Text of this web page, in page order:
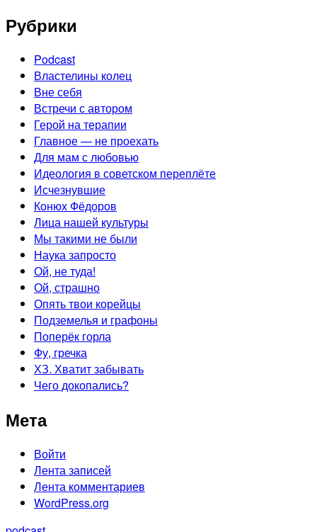
Рубрики
Podcast
Властелины колец
Вне себя
Встречи с автором
Герой на терапии
Главное — не проехать
Для мам с любовью
Идеология в советском переплёте
Исчезнувшие
Конюх Фёдоров
Лица нашей культуры
Мы такими не были
Наука запросто
Ой, не туда!
Ой, страшно
Опять твои корейцы
Подземелья и графоны
Поперёк горла
Фу, гречка
ХЗ. Хватит забывать
Чего докопались?
Мета
Войти
Лента записей
Лента комментариев
WordPress.org